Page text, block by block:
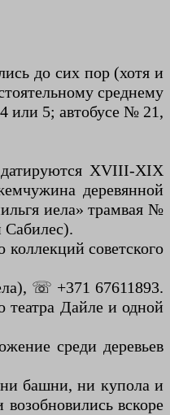
до сих пор (хотя и
среднему
или 5; автобусе № 21,
датируются XVIII-XIX
деревянной
иела» трамвая №
Сабилес).
советского
☏ +371 67611893.
театра Дайле и одной
среди деревьев
ни башни, ни купола и
вскоре